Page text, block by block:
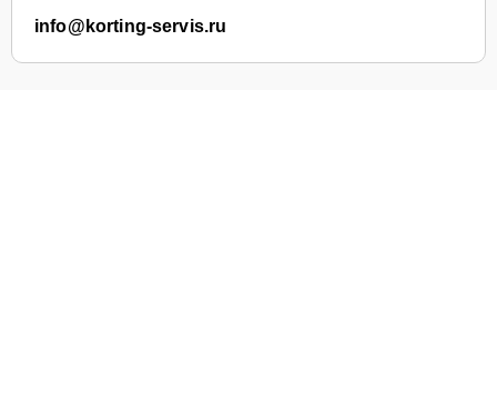
info@korting-servis.ru